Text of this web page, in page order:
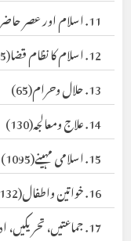
11. اسلام اور عصر حاضر
12. اسلام کا نظام قضا
(65)
13. حلال وحرام
(65)
14. علاج ومعالجہ
(130)
15. اسلامی مہینے
(1095)
16. خواتین واطفال
(132)
17. جماعتیں، تحریکیں، ادارے